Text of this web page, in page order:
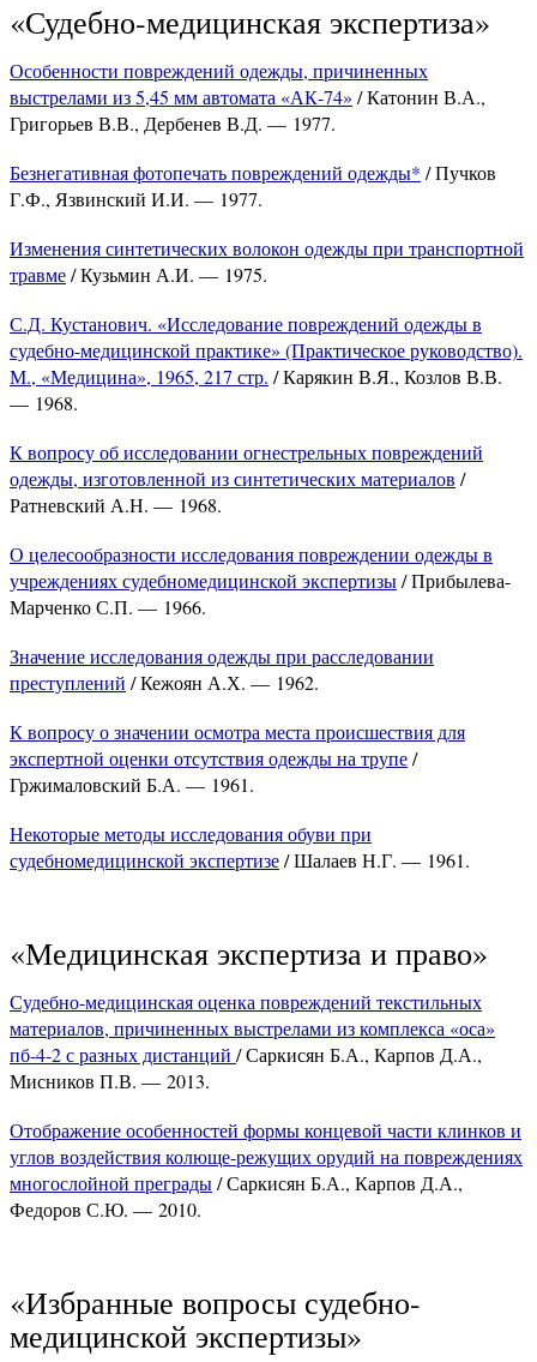
«Судебно-медицинская экспертиза»
Особенности повреждений одежды, причиненных
выстрелами из 5,45 мм автомата «АК-74» / Катонин В.А.,
Григорьев В.В., Дербенев В.Д. — 1977.
Безнегативная фотопечать повреждений одежды* / Пучков
Г.Ф., Язвинский И.И. — 1977.
Изменения синтетических волокон одежды при транспортной
травме/ Кузьмин А.И. — 1975.
С.Д. Кустанович. «Исследование повреждений одежды в
судебно-медицинской практике» (Практическое руководство).
М., «Медицина», 1965, 217 стр. / Карякин В.Я., Козлов В.В.
— 1968.
К вопросу об исследовании огнестрельных повреждений
одежды, изготовленной из синтетических материалов /
Ратневский А.Н. — 1968.
О целесообразности исследования повреждении одежды в
учреждениях судебномедицинской экспертизы/ Прибылева-
Марченко С.П. — 1966.
Значение исследования одежды при расследовании
преступлений / Кежоян А.Х. — 1962.
К вопросу о значении осмотра места происшествия для
экспертной оценки отсутствия одежды на трупе/
Гржималовский Б.А. — 1961.
Некоторые методы исследования обуви при
судебномедицинской экспертизе/ Шалаев Н.Г. — 1961.
«Медицинская экспертиза и право»
Судебно-медицинская оценка повреждений текстильных
материалов, причиненных выстрелами из комплекса «оса»
пб-4-2 с разных дистанций / Саркисян Б.А., Карпов Д.А.,
Мисников П.В. — 2013.
Отображение особенностей формы концевой части клинков и
углов воздействия колюще-режущих орудий на повреждениях
многослойной преграды/ Саркисян Б.А., Карпов Д.А.,
Федоров С.Ю. — 2010.
«Избранные вопросы судебно-
медицинской экспертизы»